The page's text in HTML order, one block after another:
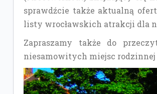
sprawdźcie także aktualną
listy wrocławskich atrakcji dla
Zapraszamy także do
niesamowitych miejsc rodzinnej